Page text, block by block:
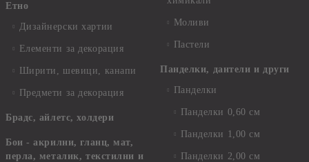
Етно
Дизайнерски хартии
Елементи за декорация
Ширити, шевици, канапи
Предмети за декорация
Брадс, айлетс, холдери
Бои - акрилни, гланц, мат,
перла, металик, текстилни и
Моливи
Пастели
Панделки, дантели и други
Панделки
Панделки 0,60 см
Панделки 1,00 см
Панделки 2,00 см